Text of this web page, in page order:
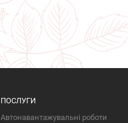
ПОСЛУГИ
Автонавантажувальні роботи